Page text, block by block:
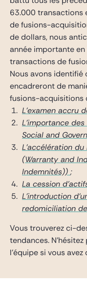
63.000 transactions
de fusions-
de dollars, nous
année importante
transactions de
Nous avons identifié
encadreront de
fusions-acquisitions
L’examen accru
L’importance
Social and
L’accélération
(Warranty and
Indemnités)) ;
La cession
L’introduction
redomiciliation
Vous trouverez ci-
tendances.
l’équipe si vous